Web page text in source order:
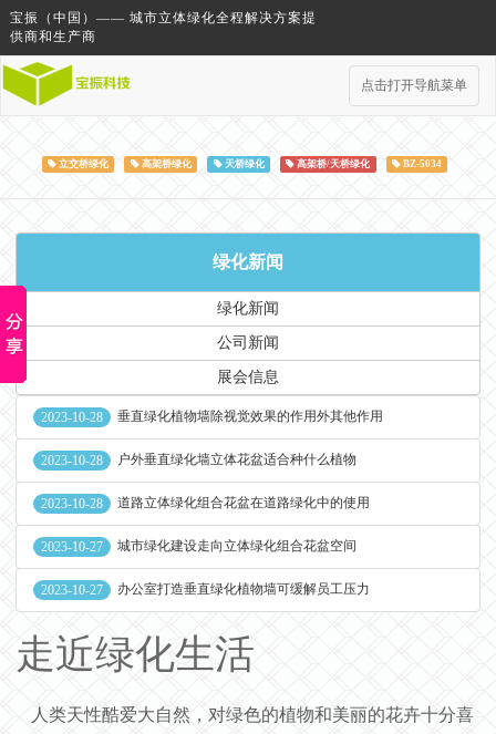
宝振（中国）—— 城市立体绿化全程解决方案提
供商和生产商
点击打开导航菜单
立交桥绿化 高架桥绿化 天桥绿化 高架桥/天桥绿化 BZ-5034
绿化新闻
绿化新闻
公司新闻
展会信息
2023-10-28 垂直绿化植物墙除视觉效果的作用外其他作用
2023-10-28 户外垂直绿化墙立体花盆适合种什么植物
2023-10-28 道路立体绿化组合花盆在道路绿化中的使用
2023-10-27 城市绿化建设走向立体绿化组合花盆空间
2023-10-27 办公室打造垂直绿化植物墙可缓解员工压力
走近绿化生活
人类天性酷爱大自然，对绿色的植物和美丽的花卉十分喜